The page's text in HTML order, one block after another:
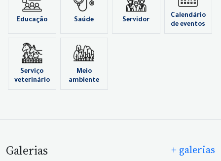
Educação Saúde Servidor
Calendário
de eventos
Serviço
veterinário
Meio
ambiente
Galerias + galerias